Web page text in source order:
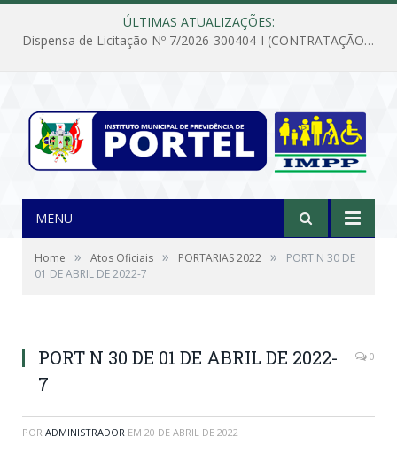
ÚLTIMAS ATUALIZAÇÕES:
Dispensa de Licitação Nº 7/2026-300404-I (CONTRATAÇÃO DE EMPRESA PARA MANUTENÇÃO E REPARAÇÃO DE APARELHOS DE AR CONDICIONADO, EM ATENDIMENTO ÀS NECESSIDADES DO INSTITUTO DE PREVIDÊNCIA MUNICIPAL DE PORTEL/PA)
MENU
Home » Atos Oficiais » PORTARIAS 2022 »
PORT N 30 DE
01 DE ABRIL DE 2022-7
PORT N 30 DE 01 DE ABRIL DE 2022-
7
0
POR ADMINISTRADOR EM 20 DE ABRIL DE 2022